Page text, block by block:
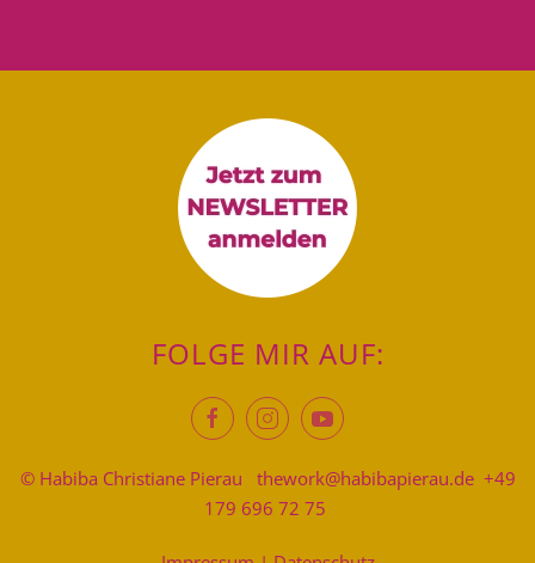
FOLGE MIR AUF:
© Habiba Christiane Pierau thework@habibapierau.de +49
179 696 72 75